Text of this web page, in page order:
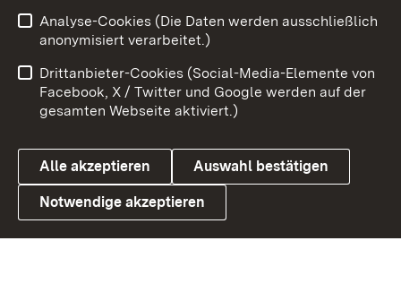
Link zum Landesportal
Impressum
Kontakt
Barrierefreiheit
Datenschutz
Cookies
Analyse-Cookies (Die Daten werden ausschließlich
anonymisiert verarbeitet.)
Drittanbieter-Cookies (Social-Media-Elemente von
Facebook, X / Twitter und Google werden auf der
gesamten Webseite aktiviert.)
Alle akzeptieren Auswahl bestätigen
Notwendige akzeptieren